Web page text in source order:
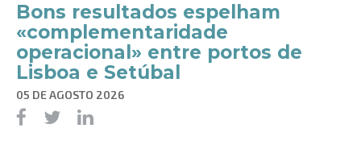
Bons resultados espelham
«complementaridade
operacional» entre portos de
Lisboa e Setúbal
05 DE AGOSTO 2026